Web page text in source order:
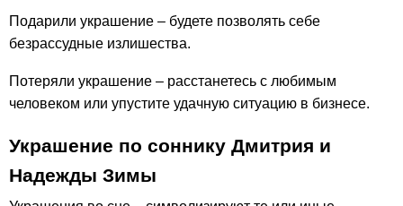
Подарили украшение – будете позволять себе
безрассудные излишества.
Потеряли украшение – расстанетесь с любимым
человеком или упустите удачную ситуацию в бизнесе.
Украшение по соннику Дмитрия и
Надежды Зимы